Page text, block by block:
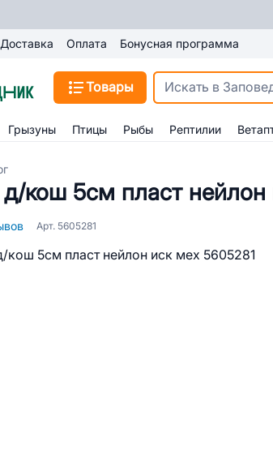
Доставка Оплата Бонусная программа
Товары
Грызуны Птицы Рыбы Рептилии
д/кош 5см пласт нейлон
Арт. 5605281